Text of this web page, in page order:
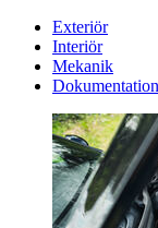
Exteriör
Interiör
Mekanik
Dokumentation